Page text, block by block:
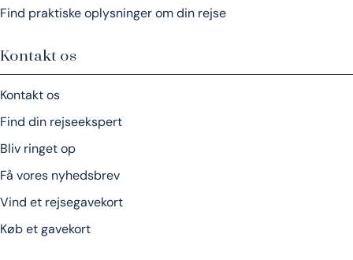
Find praktiske oplysninger om din rejse
Kontakt os
Kontakt os
Find din rejseekspert
Bliv ringet op
Få vores nyhedsbrev
Vind et rejsegavekort
Køb et gavekort